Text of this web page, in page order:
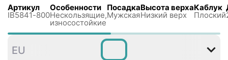
Артикул
IB5841-800
Особенности
Нескользящиe,
износостойкие
Посадка
Мужская
Высота верха
Низкий верх
Каблук
Плоский
41
EU